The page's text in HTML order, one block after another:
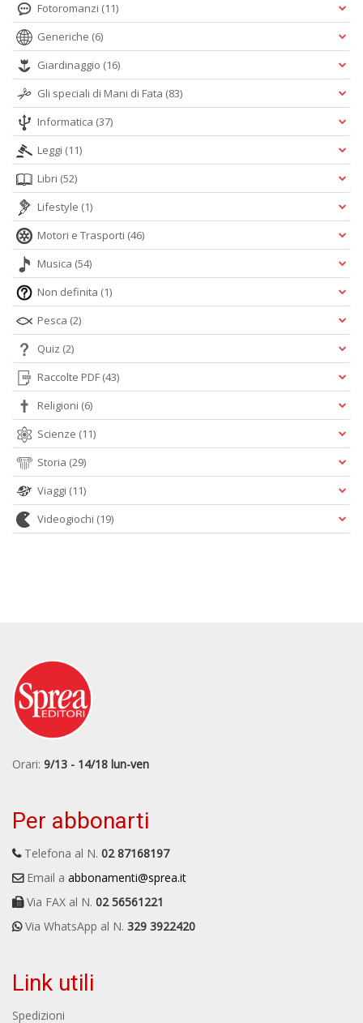
Fotoromanzi (11)
Generiche (6)
Giardinaggio (16)
Gli speciali di Mani di Fata (83)
Informatica (37)
Leggi (11)
Libri (52)
Lifestyle (1)
Motori e Trasporti (46)
Musica (54)
Non definita (1)
Pesca (2)
Quiz (2)
Raccolte PDF (43)
Religioni (6)
Scienze (11)
Storia (29)
Viaggi (11)
Videogiochi (19)
Orari: 9/13 - 14/18 lun-ven
Per abbonarti
Telefona al N. 02 87168197
Email a abbonamenti@sprea.it
Via FAX al N. 02 56561221
Via WhatsApp al N. 329 3922420
Link utili
Spedizioni